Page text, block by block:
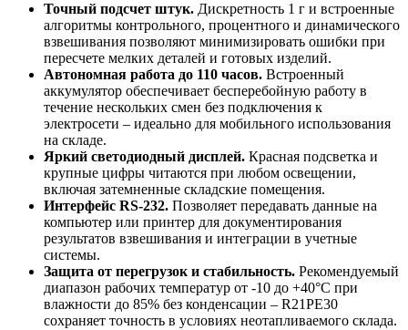
Точный подсчет штук. Дискретность 1 г и встроенные
алгоритмы контрольного, процентного и динамического
взвешивания позволяют минимизировать ошибки при
пересчете мелких деталей и готовых изделий.
Автономная работа до 110 часов. Встроенный
аккумулятор обеспечивает бесперебойную работу в
течение нескольких смен без подключения к
электросети – идеально для мобильного использования
на складе.
Яркий светодиодный дисплей. Красная подсветка и
крупные цифры читаются при любом освещении,
включая затемненные складские помещения.
Интерфейс RS-232. Позволяет передавать данные на
компьютер или принтер для документирования
результатов взвешивания и интеграции в учетные
системы.
Защита от перегрузок и стабильность. Рекомендуемый
диапазон рабочих температур от -10 до +40°C при
влажности до 85% без конденсации – R21PE30
сохраняет точность в условиях неотапливаемого склада.